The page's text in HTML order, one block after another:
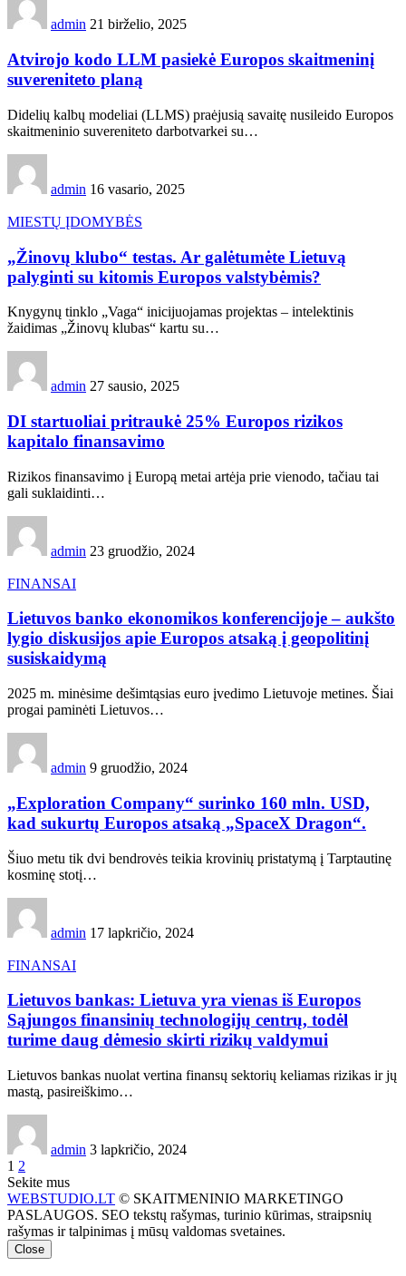
admin 21 birželio, 2025
Atvirojo kodo LLM pasiekė Europos skaitmeninį
suvereniteto planą
Didelių kalbų modeliai (LLMS) praėjusią savaitę nusileido Europos
skaitmeninio suvereniteto darbotvarkei su…
admin 16 vasario, 2025
MIESTŲ ĮDOMYBĖS
„Žinovų klubo“ testas. Ar galėtumėte Lietuvą
palyginti su kitomis Europos valstybėmis?
Knygynų tinklo „Vaga“ inicijuojamas projektas – intelektinis
žaidimas „Žinovų klubas“ kartu su…
admin 27 sausio, 2025
DI startuoliai pritraukė 25% Europos rizikos
kapitalo finansavimo
Rizikos finansavimo į Europą metai artėja prie vienodo, tačiau tai
gali suklaidinti…
admin 23 gruodžio, 2024
FINANSAI
Lietuvos banko ekonomikos konferencijoje – aukšto
lygio diskusijos apie Europos atsaką į geopolitinį
susiskaidymą
2025 m. minėsime dešimtąsias euro įvedimo Lietuvoje metines. Šiai
progai paminėti Lietuvos…
admin 9 gruodžio, 2024
„Exploration Company“ surinko 160 mln. USD,
kad sukurtų Europos atsaką „SpaceX Dragon“.
Šiuo metu tik dvi bendrovės teikia krovinių pristatymą į Tarptautinę
kosminę stotį…
admin 17 lapkričio, 2024
FINANSAI
Lietuvos bankas: Lietuva yra vienas iš Europos
Sąjungos finansinių technologijų centrų, todėl
turime daug dėmesio skirti rizikų valdymui
Lietuvos bankas nuolat vertina finansų sektorių keliamas rizikas ir jų
mastą, pasireiškimo…
admin 3 lapkričio, 2024
1 2
Sekite mus
WEBSTUDIO.LT © SKAITMENINIO MARKETINGO
PASLAUGOS. SEO tekstų rašymas, turinio kūrimas, straipsnių
rašymas ir talpinimas į mūsų valdomas svetaines.
Close